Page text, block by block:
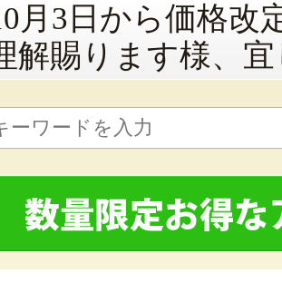
月3日から価格改
解賜ります様、